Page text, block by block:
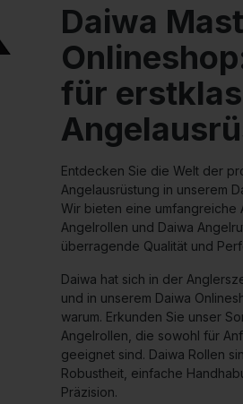
Daiwa
für
Entdecken Sie die Welt der
Angelausrüstung in unserem
Wir bieten eine umfangreiche
Angelrollen und Daiwa
überragende Qualität und
Daiwa hat sich in der
und in unserem Daiwa
warum. Erkunden Sie unser
Angelrollen, die sowohl für
geeignet sind. Daiwa Rollen
Robustheit, einfache
Präzision.